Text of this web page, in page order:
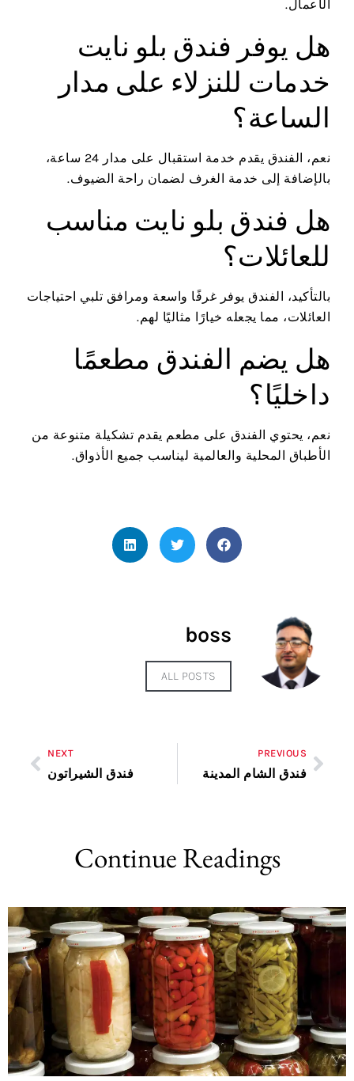
الأعمال.
هل يوفر فندق بلو نايت
خدمات للنزلاء على مدار
الساعة؟
نعم، الفندق يقدم خدمة استقبال على مدار 24 ساعة،
بالإضافة إلى خدمة الغرف لضمان راحة الضيوف.
هل فندق بلو نايت مناسب
للعائلات؟
بالتأكيد، الفندق يوفر غرفًا واسعة ومرافق تلبي احتياجات
العائلات، مما يجعله خيارًا مثاليًا لهم.
هل يضم الفندق مطعمًا
داخليًا؟
نعم، يحتوي الفندق على مطعم يقدم تشكيلة متنوعة من
الأطباق المحلية والعالمية ليناسب جميع الأذواق.
boss
ALL POSTS
PREVIOUS
فندق الشام المدينة
NEXT
فندق الشيراتون
Continue Readings